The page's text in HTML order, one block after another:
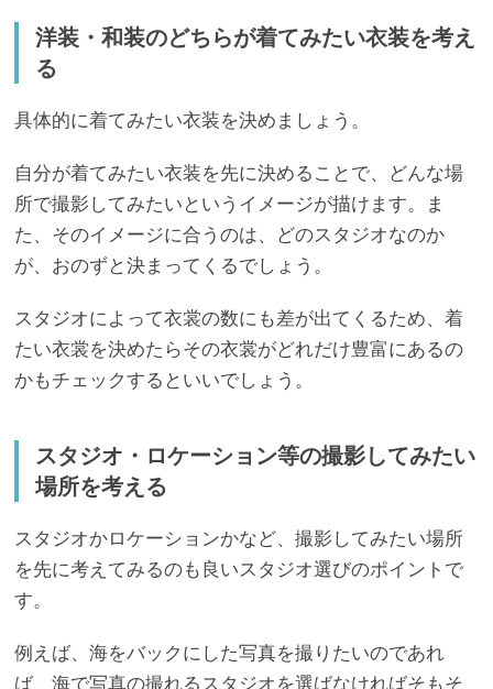
洋装・和装のどちらが着てみたい衣装を考え
る
具体的に着てみたい衣装を決めましょう。
自分が着てみたい衣装を先に決めることで、どんな場
所で撮影してみたいというイメージが描けます。ま
た、そのイメージに合うのは、どのスタジオなのか
が、おのずと決まってくるでしょう。
スタジオによって衣裳の数にも差が出てくるため、着
たい衣裳を決めたらその衣裳がどれだけ豊富にあるの
かもチェックするといいでしょう。
スタジオ・ロケーション等の撮影してみたい
場所を考える
スタジオかロケーションかなど、撮影してみたい場所
を先に考えてみるのも良いスタジオ選びのポイントで
す。
例えば、海をバックにした写真を撮りたいのであれ
ば、海で写真の撮れるスタジオを選ばなければそもそ